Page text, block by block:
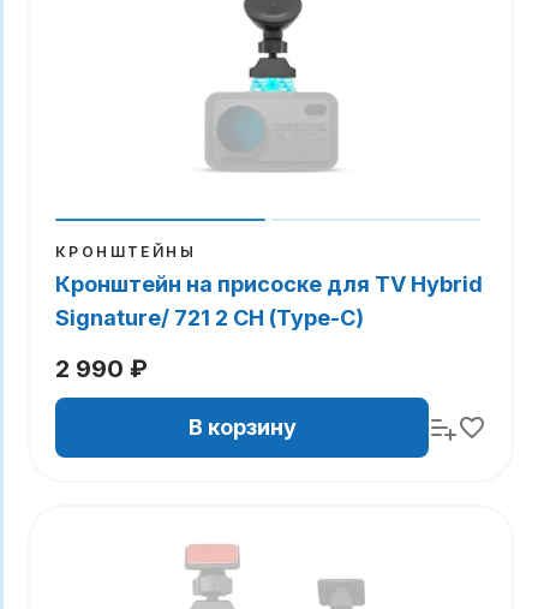
КРОНШТЕЙНЫ
Кронштейн на присоске для TV Hybrid
Signature/ 721 2 CH (Type-C)
2 990 ₽
В корзину